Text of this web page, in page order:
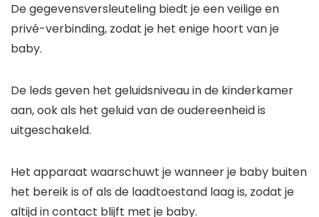
De gegevensversleuteling biedt je een veilige en
privé-verbinding, zodat je het enige hoort van je
baby.
De leds geven het geluidsniveau in de kinderkamer
aan, ook als het geluid van de oudereenheid is
uitgeschakeld.
Het apparaat waarschuwt je wanneer je baby buiten
het bereik is of als de laadtoestand laag is, zodat je
altijd in contact blijft met je baby.